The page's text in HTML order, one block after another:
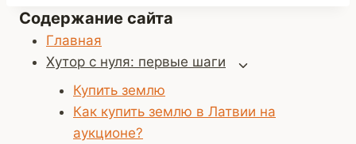
Содержание сайта
Главная
Хутор с нуля: первые шаги
Переключить
Купить землю
Как купить землю в Латвии на
аукционе?